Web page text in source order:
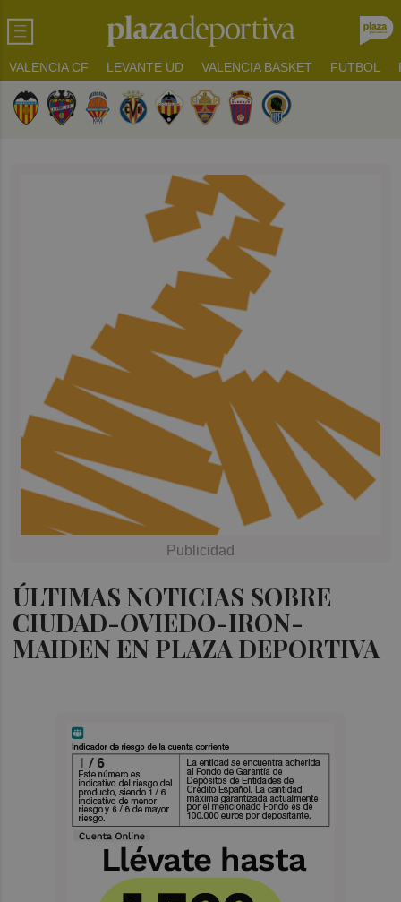
VALENCIA CF LEVANTE UD VALENCIA BASKET FUTBOL
ÚLTIMAS NOTICIAS SOBRE
CIUDAD-OVIEDO-IRON-
MAIDEN EN PLAZA DEPORTIVA